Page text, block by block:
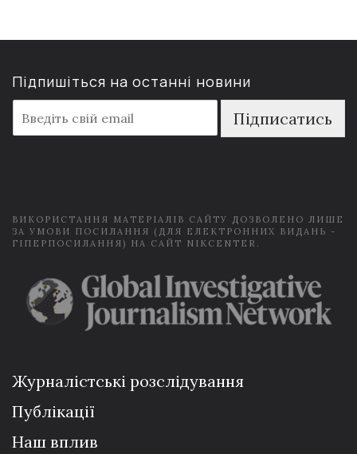
Підпишіться на останні новини
m
a
Підписатись
ВИКОРИСТАННЯ МАТЕРІАЛІВ САЙТУ ДОЗВОЛЕНО ЛИШЕ
ЗА УМОВИ ПОСИЛАННЯ (ДЛЯ ЕЛЕКТРОННИХ ВИДАНЬ -
ГІПЕРПОСИЛАННЯ) НА САЙТ NIKCENTER.
Журналістські розслідування
Публікації
Наш вплив